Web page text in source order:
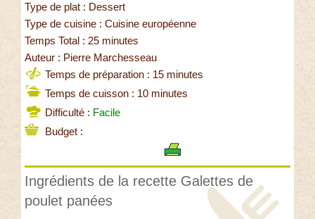
Type de plat : Dessert
Type de cuisine : Cuisine européenne
Temps Total : 25 minutes
Auteur : Pierre Marchesseau
Temps de préparation : 15 minutes
Temps de cuisson : 10 minutes
Difficulté : Facile
Budget :
Ingrédients de la recette Galettes de
poulet panées